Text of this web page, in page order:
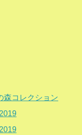
森コレクション